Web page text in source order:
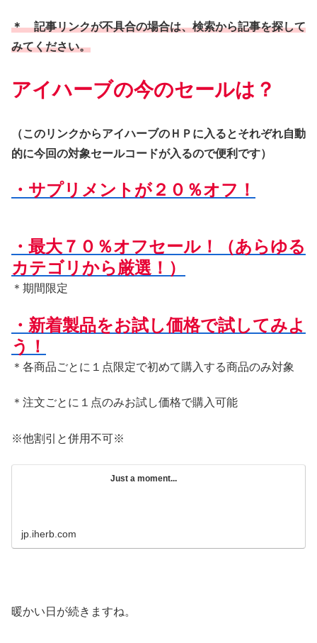
＊ 記事リンクが不具合の場合は、検索から記事を探して
みてください。
アイハーブの今のセールは？
（このリンクからアイハーブのＨＰに入るとそれぞれ自動
的に今回の対象セールコードが入るので便利です）
・サプリメントが２０％オフ！
・最大７０％オフセール！（あらゆる
カテゴリから厳選！）
＊期間限定
・新着製品をお試し価格で試してみよ
う！
＊各商品ごとに１点限定で初めて購入する商品のみ対象
＊注文ごとに１点のみお試し価格で購入可能
※他割引と併用不可※
Just a moment...
jp.iherb.com
暖かい日が続きますね。